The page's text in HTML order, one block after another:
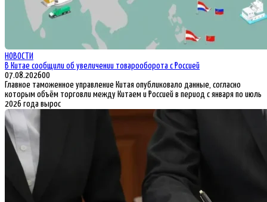
НОВОСТИ
В Китае сообщили об увеличении товарооборота с Россией
07.08.202600
Главное таможенное управление Китая опубликовало данные, согласно
которым объём торговли между Китаем и Россией в период с января по июль
2026 года вырос